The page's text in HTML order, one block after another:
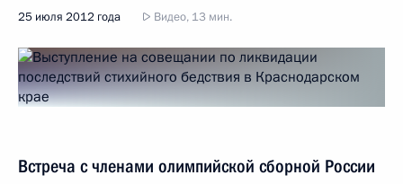
25 июля 2012 года Видео, 13 мин.
Встреча с членами олимпийской сборной России